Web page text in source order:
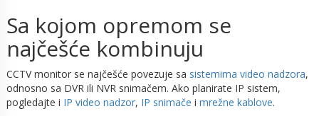
Sa kojom opremom se
najčešće kombinuju
CCTV monitor se najčešće povezuje sa sistemima video nadzora,
odnosno sa DVR ili NVR snimačem. Ako planirate IP sistem,
pogledajte i IP video nadzor, IP snimače i mrežne kablove.